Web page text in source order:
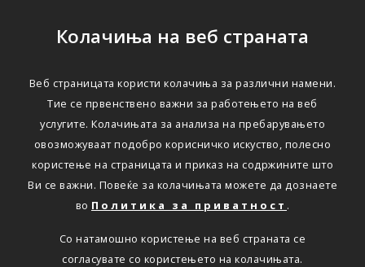
Колачиња на веб страната
Веб страницата користи колачиња за различни намени.
Тие се првенствено важни за работењето на веб
услугите. Колачињата за анализа на пребарувањето
овозможуваат подобро корисничко искуство, полесно
користење на страницата и приказ на содржините што
Ви се важни. Повеќе за колачињата можете да дознаете
во Политика за приватност .
Со натамошно користење на веб страната се
согласувате со користењето на колачињата.